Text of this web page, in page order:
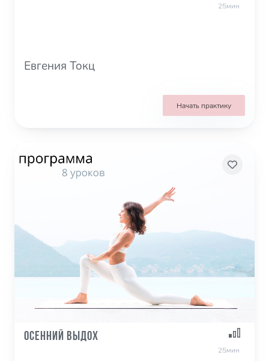
25мин
Евгения Токц
Начать практику
Осенний выдох
25мин